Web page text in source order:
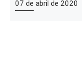
07 de abril de 2020